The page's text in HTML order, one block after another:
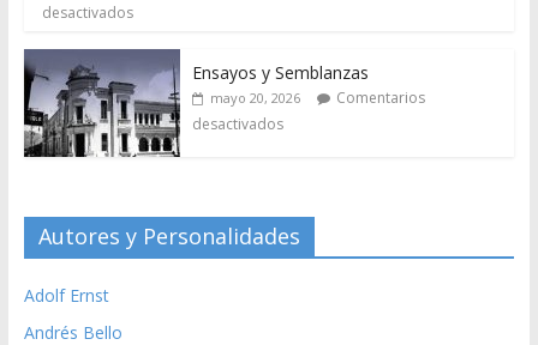
desactivados
Ensayos y Semblanzas
mayo 20, 2026
Comentarios
desactivados
Autores y Personalidades
Adolf Ernst
Andrés Bello